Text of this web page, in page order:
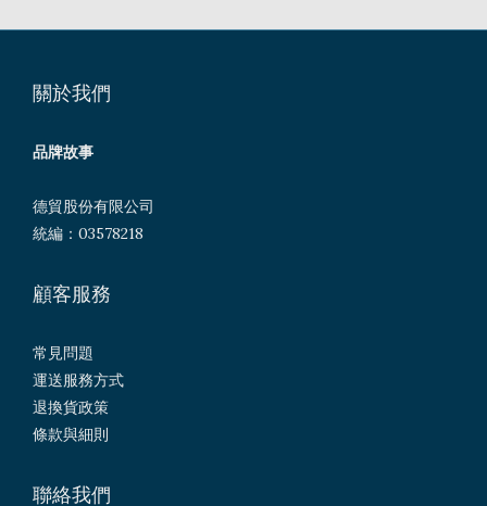
關於我們
品牌故事
德貿股份有限公司
統編：03578218
顧客服務
常見問題
運送服務方式
退換貨政策
條款與細則
聯絡我們